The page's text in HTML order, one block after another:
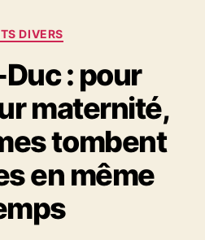
Catégories
DIVERS
: pour
maternité,
tombent
en même